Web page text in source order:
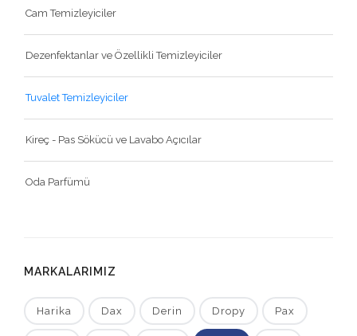
Cam Temizleyiciler
Dezenfektanlar ve Özellikli Temizleyiciler
Tuvalet Temizleyiciler
Kireç - Pas Sökücü ve Lavabo Açıcılar
Oda Parfümü
MARKALARIMIZ
Harika Dax Derin Dropy Pax